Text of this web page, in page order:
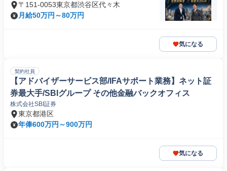
〒151-0053東京都渋谷区代々木
月給50万円～80万円
気になる
契約社員
【アドバイザーサービス部/IFAサポート業務】ネット証
券最大手/SBIグループ その他金融バックオフィス
株式会社SBI証券
東京都港区
年俸600万円～900万円
気になる